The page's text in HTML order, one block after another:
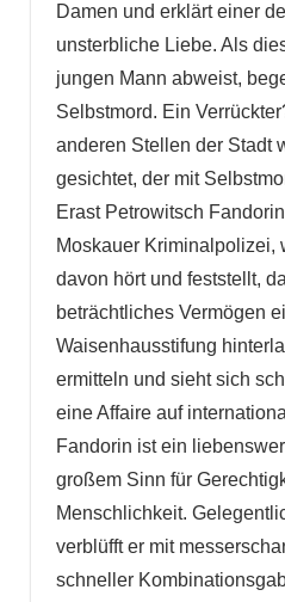
Damen und erklärt einer
unsterbliche Liebe. Als
jungen Mann abweist,
Selbstmord. Ein
anderen Stellen der Stadt
gesichtet, der mit
Erast Petrowitsch
Moskauer Kriminalpolizei,
davon hört und feststellt,
beträchtliches Vermögen
Waisenhausstifung
ermitteln und sieht sich
eine Affaire auf
Fandorin ist ein
großem Sinn für
Menschlichkeit.
verblüfft er mit
schneller